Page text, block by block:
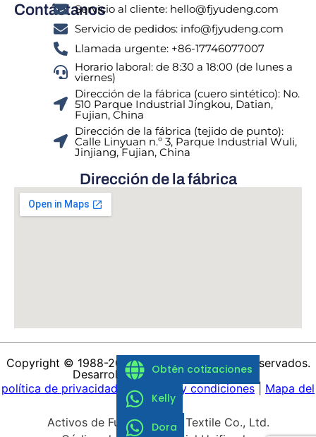
ContáctanosServicio al cliente: hello@fjyudeng.com
Servicio de pedidos: info@fjyudeng.com
Llamada urgente: +86-17746077007
Horario laboral: de 8:30 a 18:00 (de lunes a
viernes)
Dirección de la fábrica (cuero sintético): No.
510 Parque Industrial Jingkou, Datian,
Fujian, China
Dirección de la fábrica (tejido de punto):
Calle Linyuan n.º 3, Parque Industrial Wuli,
Jinjiang, Fujian, China
Dirección de la fábrica
Copyright © 1988-2026 Todos los derechos reservados.
Desarrollado por Brand Yudeng.
política de privacidad
Términos y condiciones| Mapa del
sitio
Activos de Fujian Yudeng Textile Co., Ltd.
Obtén cotizaciones
Kelly
Dora